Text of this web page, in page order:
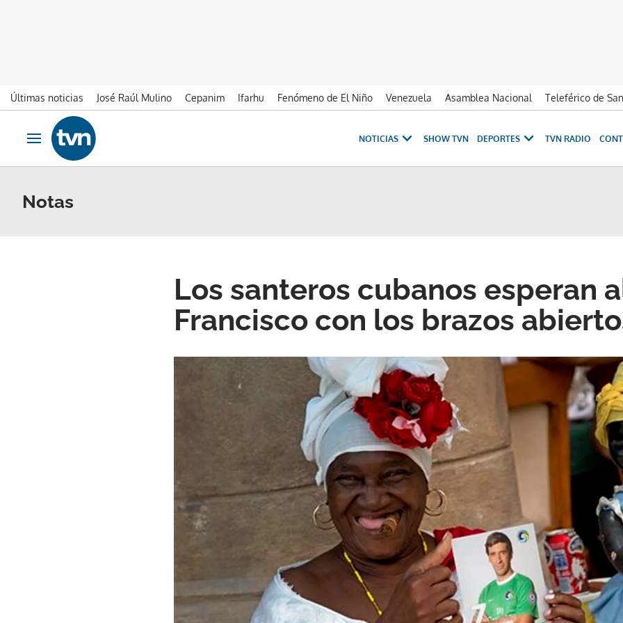
Últimas noticias José Raúl Mulino Cepanim Ifarhu Fenómeno de El Niño Venezuela Asamblea Nacional
Teleférico de
Ir al contenido
Obrir navegació
NOTICIAS SHOW TVN DEPORTES TVN RADIO
Notas
Los santeros cubanos esperan
Francisco con los brazos